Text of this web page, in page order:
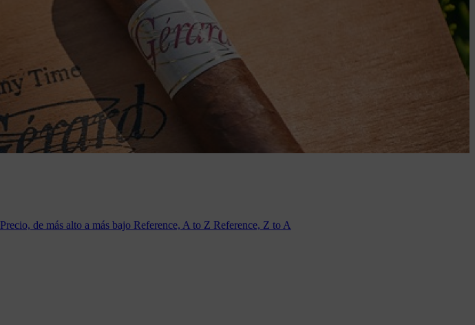
Precio, de más alto a más bajo Reference, A to Z Reference, Z to A